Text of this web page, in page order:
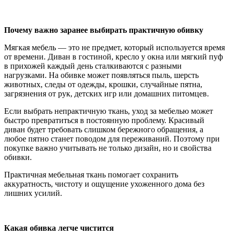
Почему важно заранее выбирать практичную обивку
Мягкая мебель — это не предмет, который используется время
от времени. Диван в гостиной, кресло у окна или мягкий пуф
в прихожей каждый день сталкиваются с разными
нагрузками. На обивке может появляться пыль, шерсть
животных, следы от одежды, крошки, случайные пятна,
загрязнения от рук, детских игр или домашних питомцев.
Если выбрать непрактичную ткань, уход за мебелью может
быстро превратиться в постоянную проблему. Красивый
диван будет требовать слишком бережного обращения, а
любое пятно станет поводом для переживаний. Поэтому при
покупке важно учитывать не только дизайн, но и свойства
обивки.
Практичная мебельная ткань помогает сохранить
аккуратность, чистоту и ощущение ухоженного дома без
лишних усилий.
Какая обивка легче чистится